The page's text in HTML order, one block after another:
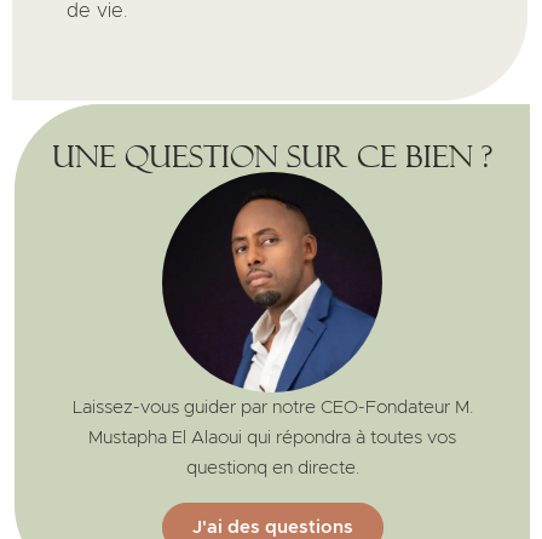
de vie.
Une question sur ce bien ?
Laissez-vous guider par notre CEO-Fondateur M.
Mustapha El Alaoui qui répondra à toutes vos
questionq en directe.
J'ai des questions